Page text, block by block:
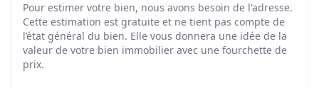
Pour estimer votre bien, nous avons besoin de l'adresse.
Cette estimation est gratuite et ne tient pas compte de
l’état général du bien. Elle vous donnera une idée de la
valeur de votre bien immobilier avec une fourchette de
prix.